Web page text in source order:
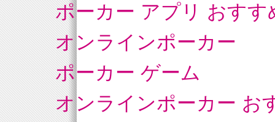
ポーカー アプリ おすす
オンラインポーカー
ポーカー ゲーム
オンラインポーカー お